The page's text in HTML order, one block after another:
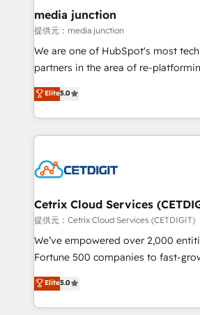
Mexico, USA, and Portugal—we've
hundred successful operations. Our approach,
rooted in RevOps principles,
training, planning, and qualification.
inbound marketing tactics, we focus
understanding, nurturing, and
competitive market.
media junction
提供元：media junction
We are one of HubSpot's most
partners in the area of re-
design & development. We
implementations for mid-market &
companies. We are woman-owned, powered by
coffee, and we ❤️ dogs. We produce award-winning
Impact Award 🏆2022 Technical
Award 🏆2020 Elite Solutions
Integrations HubSpot Impact Award
Marketing Enablement HubSpot
2018 Website Design HubSpot
Growth-Driven Design Agency of
Sales Enablement HubSpot Impact
Elite5.0
Cetrix Cloud Services
提供元：Cetrix Cloud Services (CETDIGIT)
We’ve empowered over 2,000
Fortune 500 companies to fast-
and nonprofits — to streamline
revenue, and unlock the full
With deep technical and industry
Elite5.0